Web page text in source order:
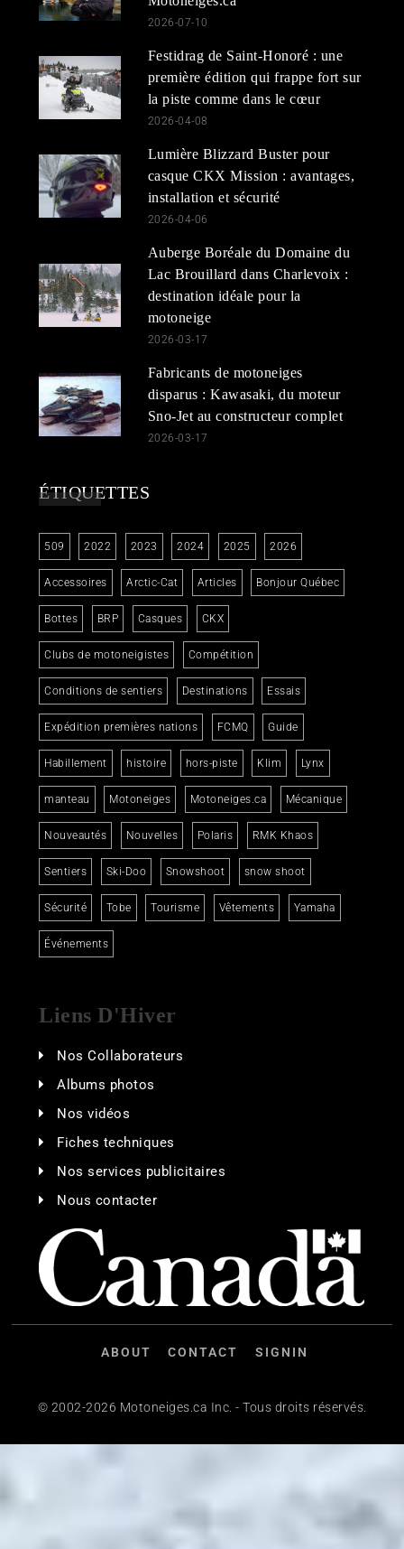
2026-07-10
Festidrag de Saint-Honoré : une
première édition qui frappe fort sur
la piste comme dans le cœur
2026-04-08
Lumière Blizzard Buster pour
casque CKX Mission : avantages,
installation et sécurité
2026-04-06
Auberge Boréale du Domaine du
Lac Brouillard dans Charlevoix :
destination idéale pour la
motoneige
2026-03-17
Fabricants de motoneiges
disparus : Kawasaki, du moteur
Sno-Jet au constructeur complet
2026-03-17
ÉTIQUETTES
509 2022 2023 2024 2025 2026
Accessoires Arctic-Cat Articles Bonjour Québec
Bottes BRP Casques CKX
Clubs de motoneigistes Compétition
Conditions de sentiers Destinations Essais
Expédition premières nations FCMQ Guide
Habillement histoire hors-piste Klim Lynx
manteau Motoneiges Motoneiges.ca Mécanique
Nouveautés Nouvelles Polaris RMK Khaos
Sentiers Ski-Doo Snowshoot snow shoot
Sécurité Tobe Tourisme Vêtements Yamaha
Événements
Liens D'Hiver
Nos Collaborateurs
Albums photos
Nos vidéos
Fiches techniques
Nos services publicitaires
Nous contacter
ABOUT CONTACT SIGNIN
© 2002-2026 Motoneiges.ca Inc. - Tous droits réservés.